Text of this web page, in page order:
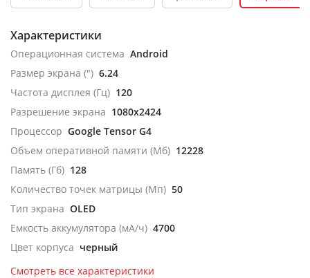
Характеристики
Операционная система Android
Размер экрана (") 6.24
Частота дисплея (Гц) 120
Разрешение экрана 1080x2424
Процессор Google Tensor G4
Объем оперативной памяти (Мб) 12228
Память (Гб) 128
Количество точек матрицы (Мп) 50
Тип экрана OLED
Емкость аккумулятора (мА/ч) 4700
Цвет корпуса черный
Смотреть все характеристики